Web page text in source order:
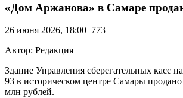
«Дом Аржанова» в Самаре
26 июня 2026, 18:00 773
Автор: Редакция
Здание Управления сберегательных касс
93 в историческом центре Самары продано
млн рублей.